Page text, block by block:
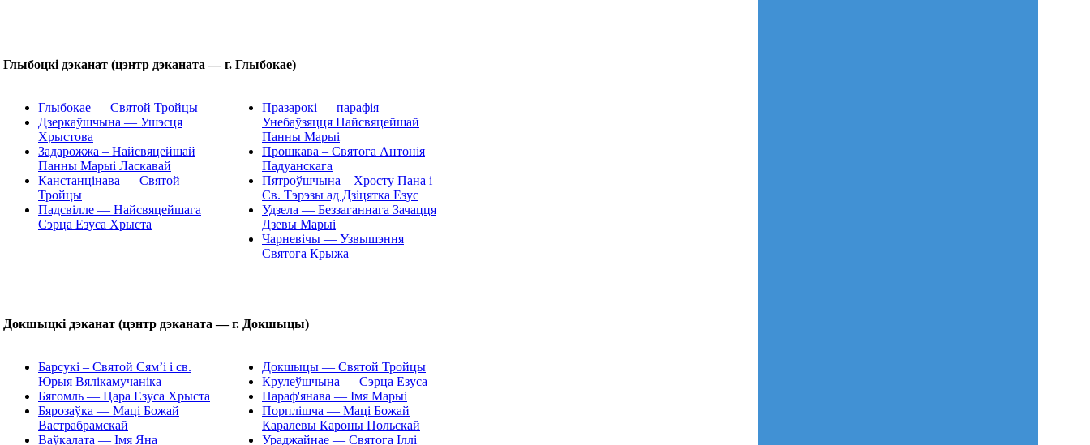
Глыбоцкі дэканат (цэнтр дэканата — г. Глыбокае)
Глыбокае — Святой Тройцы
Дзеркаўшчына — Ушэсця
Хрыстова
Задарожжа – Найсвяцейшай
Панны Марыі Ласкавай
Канстанцінава — Святой
Тройцы
Падсвілле — Найсвяцейшага
Сэрца Езуса Хрыста
Празарокі — парафія
Унебаўзяцця Найсвяцейшай
Панны Марыі
Прошкава – Святога Антонія
Падуанскага
Пятроўшчына – Хросту Пана i
Св. Тэрэзы ад Дзіцятка Езус
Удзела — Беззаганнага Зачацця
Дзевы Марыі
Чарневічы — Узвышэння
Святога Крыжа
Докшыцкі дэканат (цэнтр дэканата — г. Докшыцы)
Барсукі – Святой Сям’і i св.
Юрыя Вялікамучаніка
Бягомль — Цара Езуса Хрыста
Бярозаўка — Маці Божай
Вастрабрамскай
Ваўкалата — Імя Яна
Докшыцы — Святой Тройцы
Крулеўшчына — Сэрца Езуса
Параф'янава — Імя Марыі
Порплішча — Маці Божай
Каралевы Кароны Польскай
Ураджайнае — Святога Іллі